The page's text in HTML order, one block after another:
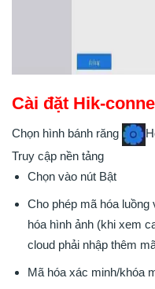
Cài đặt Hik-
Chọn hình bánh răng
Truy cập nền tảng
Chọn vào nút Bật
Cho phép mã hóa luồng
hóa hình ảnh (khi xem
cloud phải nhập thêm
Mã hóa xác minh/khóa